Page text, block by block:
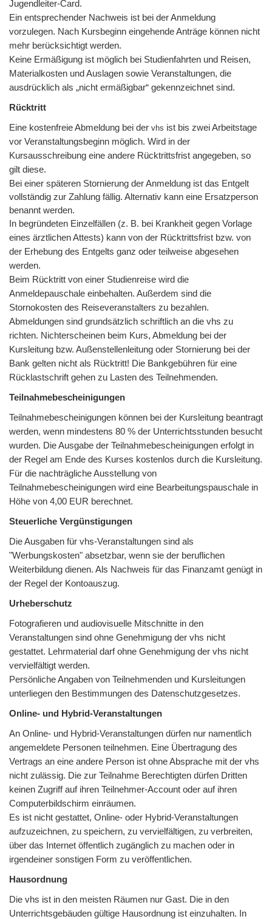
Jugendleiter-Card.
Ein entsprechender Nachweis ist bei der Anmeldung
vorzulegen. Nach Kursbeginn eingehende Anträge können nicht
mehr berücksichtigt werden.
Keine Ermäßigung ist möglich bei Studienfahrten und Reisen,
Materialkosten und Auslagen sowie Veranstaltungen, die
ausdrücklich als „nicht ermäßigbar“ gekennzeichnet sind.
Rücktritt
Eine kostenfreie Abmeldung bei der vhs ist bis zwei Arbeitstage
vor Veranstaltungsbeginn möglich. Wird in der
Kursausschreibung eine andere Rücktrittsfrist angegeben, so
gilt diese.
Bei einer späteren Stornierung der Anmeldung ist das Entgelt
vollständig zur Zahlung fällig. Alternativ kann eine Ersatzperson
benannt werden.
In begründeten Einzelfällen (z. B. bei Krankheit gegen Vorlage
eines ärztlichen Attests) kann von der Rücktrittsfrist bzw. von
der Erhebung des Entgelts ganz oder teilweise abgesehen
werden.
Beim Rücktritt von einer Studienreise wird die
Anmeldepauschale einbehalten. Außerdem sind die
Stornokosten des Reiseveranstalters zu bezahlen.
Abmeldungen sind grundsätzlich schriftlich an die vhs zu
richten. Nichterscheinen beim Kurs, Abmeldung bei der
Kursleitung bzw. Außenstellenleitung oder Stornierung bei der
Bank gelten nicht als Rücktritt! Die Bankgebühren für eine
Rücklastschrift gehen zu Lasten des Teilnehmenden.
Teilnahmebescheinigungen
Teilnahmebescheinigungen können bei der Kursleitung beantragt
werden, wenn mindestens 80 % der Unterrichtsstunden besucht
wurden. Die Ausgabe der Teilnahmebescheinigungen erfolgt in
der Regel am Ende des Kurses kostenlos durch die Kursleitung.
Für die nachträgliche Ausstellung von
Teilnahmebescheinigungen wird eine Bearbeitungspauschale in
Höhe von 4,00 EUR berechnet.
Steuerliche Vergünstigungen
Die Ausgaben für vhs-Veranstaltungen sind als
"Werbungskosten" absetzbar, wenn sie der beruflichen
Weiterbildung dienen. Als Nachweis für das Finanzamt genügt in
der Regel der Kontoauszug.
Urheberschutz
Fotografieren und audiovisuelle Mitschnitte in den
Veranstaltungen sind ohne Genehmigung der vhs nicht
gestattet. Lehrmaterial darf ohne Genehmigung der vhs nicht
vervielfältigt werden.
Persönliche Angaben von Teilnehmenden und Kursleitungen
unterliegen den Bestimmungen des Datenschutzgesetzes.
Online- und Hybrid-Veranstaltungen
An Online- und Hybrid-Veranstaltungen dürfen nur namentlich
angemeldete Personen teilnehmen. Eine Übertragung des
Vertrags an eine andere Person ist ohne Absprache mit der vhs
nicht zulässig. Die zur Teilnahme Berechtigten dürfen Dritten
keinen Zugriff auf ihren Teilnehmer-Account oder auf ihren
Computerbildschirm einräumen.
Es ist nicht gestattet, Online- oder Hybrid-Veranstaltungen
aufzuzeichnen, zu speichern, zu vervielfältigen, zu verbreiten,
über das Internet öffentlich zugänglich zu machen oder in
irgendeiner sonstigen Form zu veröffentlichen.
Hausordnung
Die vhs ist in den meisten Räumen nur Gast. Die in den
Unterrichtsgebäuden gültige Hausordnung ist einzuhalten. In